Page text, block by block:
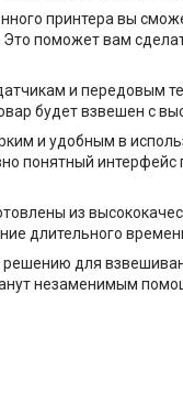
принтера вы
Это поможет вам
и передовым
будет взвешен с
и удобным в
понятный
из
длительного
для
незаменимым